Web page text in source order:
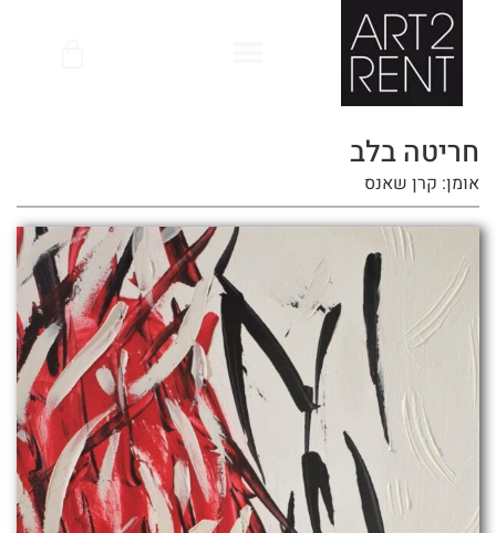
חריטה בלב
אומן: קרן שאנס